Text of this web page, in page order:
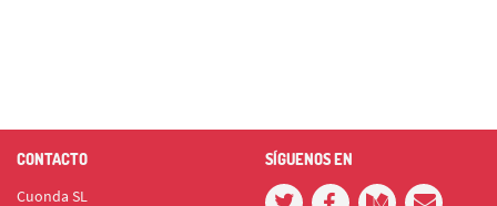
CONTACTO
Cuonda SL
SÍGUENOS EN